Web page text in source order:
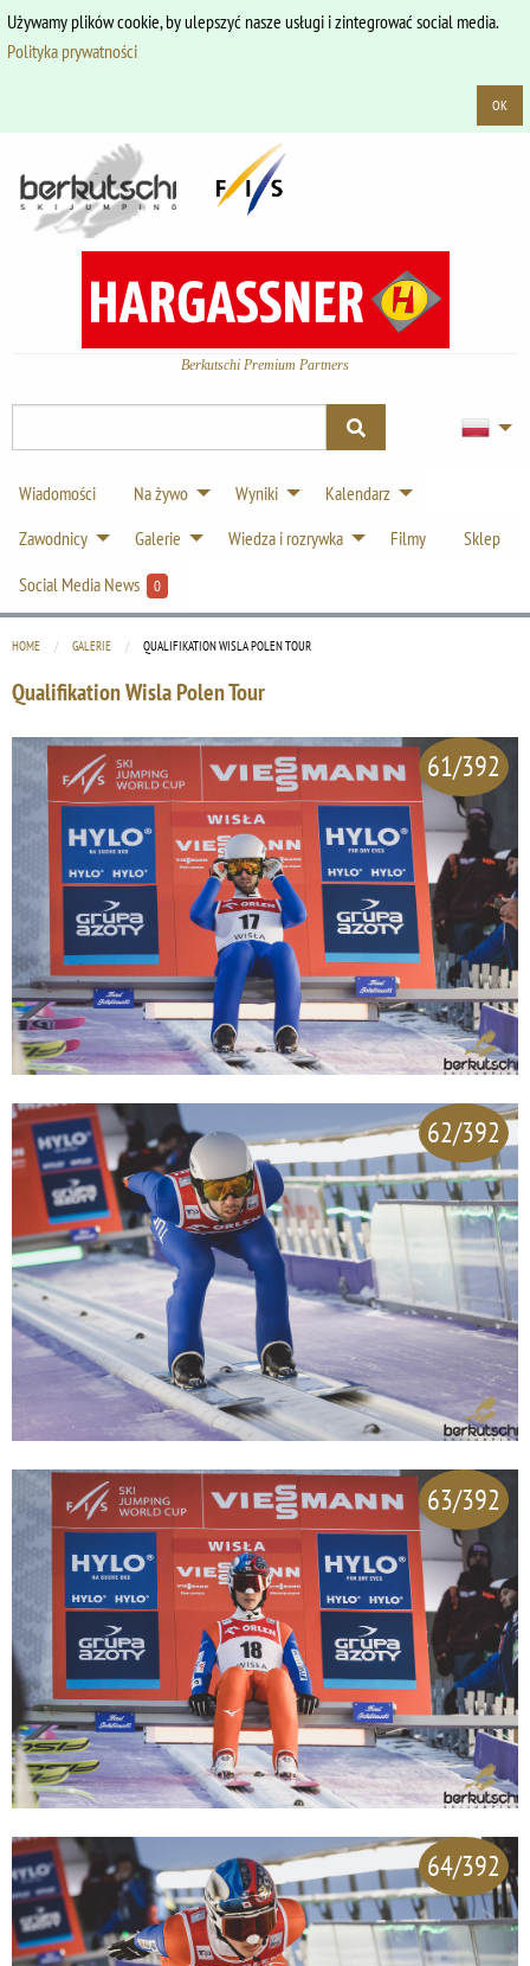
Używamy plików cookie, by ulepszyć nasze usługi i zintegrować social media.
Polityka prywatności
OK
Berkutschi Premium Partners
Wiadomości Na żywo Wyniki
Kalendarz
Zawodnicy
Galerie Wiedza i rozrywka Filmy
Sklep
Social Media News
0
HOME GALERIE CURRENT:
QUALIFIKATION WISLA POLEN TOUR
Qualifikation Wisla Polen Tour
61/392
62/392
63/392
64/392